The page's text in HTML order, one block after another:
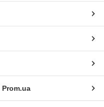
Prom.ua